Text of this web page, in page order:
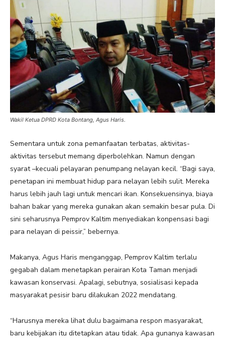
Wakil Ketua DPRD Kota Bontang, Agus Haris.
Sementara untuk zona pemanfaatan terbatas, aktivitas-
aktivitas tersebut memang diperbolehkan. Namun dengan
syarat –kecuali pelayaran penumpang nelayan kecil. “Bagi saya,
penetapan ini membuat hidup para nelayan lebih sulit. Mereka
harus lebih jauh lagi untuk mencari ikan. Konsekuensinya, biaya
bahan bakar yang mereka gunakan akan semakin besar pula. Di
sini seharusnya Pemprov Kaltim menyediakan konpensasi bagi
para nelayan di peissir,” bebernya.
Makanya, Agus Haris menganggap, Pemprov Kaltim terlalu
gegabah dalam menetapkan perairan Kota Taman menjadi
kawasan konservasi. Apalagi, sebutnya, sosialisasi kepada
masyarakat pesisir baru dilakukan 2022 mendatang.
“Harusnya mereka lihat dulu bagaimana respon masyarakat,
baru kebijakan itu ditetapkan atau tidak. Apa gunanya kawasan